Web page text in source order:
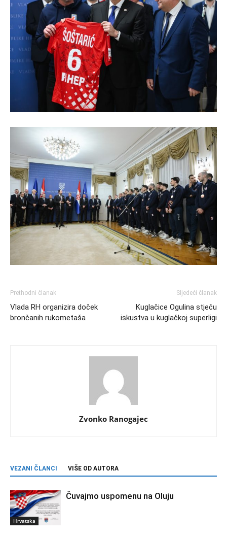
Prethodni članak
Vlada RH organizira doček
brončanih rukometaša
Sljedeći članak
Kuglačice Ogulina stječu
iskustva u kuglačkoj superligi
Zvonko Ranogajec
VEZANI ČLANCI VIŠE OD AUTORA
Hrvatska
Čuvajmo uspomenu na Oluju